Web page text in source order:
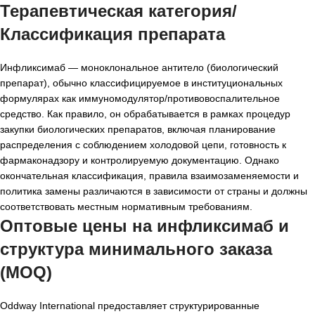
Терапевтическая категория/
Классификация препарата
Инфликсимаб — моноклональное антитело (биологический
препарат), обычно классифицируемое в институциональных
формулярах как иммуномодулятор/противовоспалительное
средство. Как правило, он обрабатывается в рамках процедур
закупки биологических препаратов, включая планирование
распределения с соблюдением холодовой цепи, готовность к
фармаконадзору и контролируемую документацию. Однако
окончательная классификация, правила взаимозаменяемости и
политика замены различаются в зависимости от страны и должны
соответствовать местным нормативным требованиям.
Оптовые цены на инфликсимаб и
структура минимального заказа
(MOQ)
Oddway International предоставляет структурированные